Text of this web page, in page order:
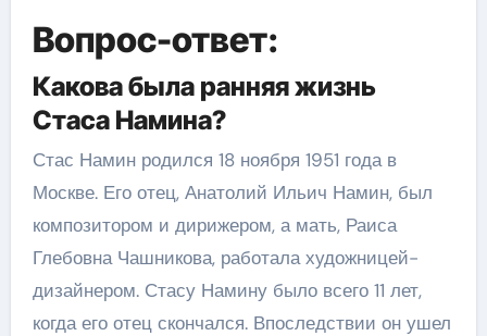
Вопрос-ответ:
Какова была ранняя жизнь
Стаса Намина?
Стас Намин родился 18 ноября 1951 года в
Москве. Его отец, Анатолий Ильич Намин, был
композитором и дирижером, а мать, Раиса
Глебовна Чашникова, работала художницей-
дизайнером. Стасу Намину было всего 11 лет,
когда его отец скончался. Впоследствии он ушел